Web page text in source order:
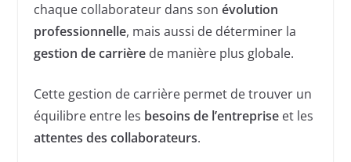
chaque collaborateur dans son évolution
professionnelle, mais aussi de déterminer la
gestion de carrièrede manière plus globale.
Cette gestion de carrière permet de trouver un
équilibre entre les besoins de l’entrepriseet les
attentes des collaborateurs.